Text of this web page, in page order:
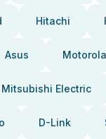
Hitachi
Asus Motorola
Mitsubishi Electric
D-Link